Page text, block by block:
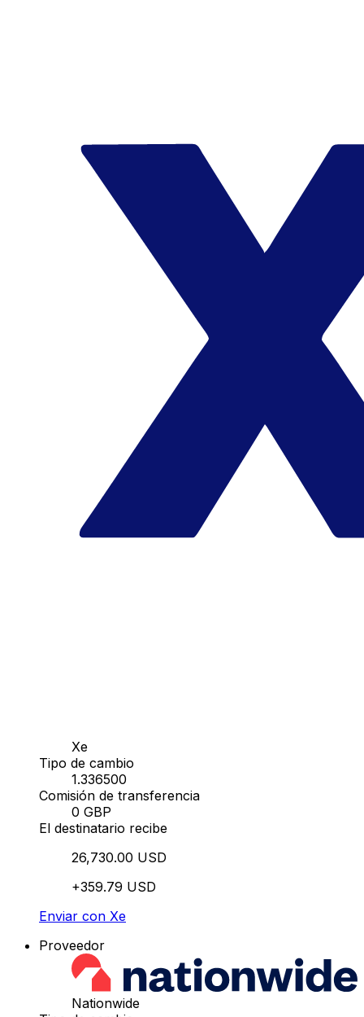
Xe
Tipo de cambio
1.336500
Comisión de transferencia
0 GBP
El destinatario recibe
26,730.00 USD
+359.79 USD
Enviar con Xe
Proveedor
Nationwide